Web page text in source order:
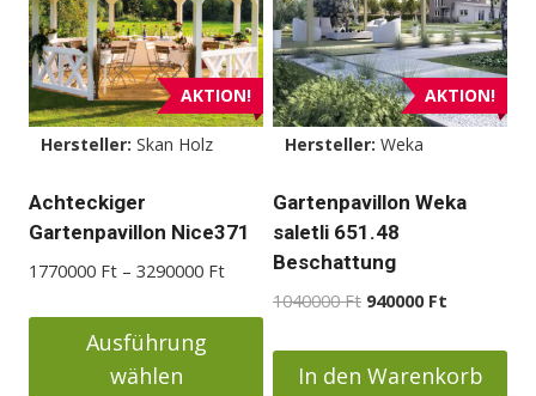
AKTION!
Hersteller: Skan Holz
Achteckiger
Gartenpavillon Nice371
1770000 Ft – 3290000 FtPreisspanne:
1770000 Ft
bis
3290000 Ft
Ausführung
wählen
AKTION!
Hersteller: Weka
Gartenpavillon Weka
saletli 651.48
Beschattung
1040000Ft Ursprünglicher
war:
1040000 Ft
940000 Ft
ist:
940000 Ft.
In den Warenkorb